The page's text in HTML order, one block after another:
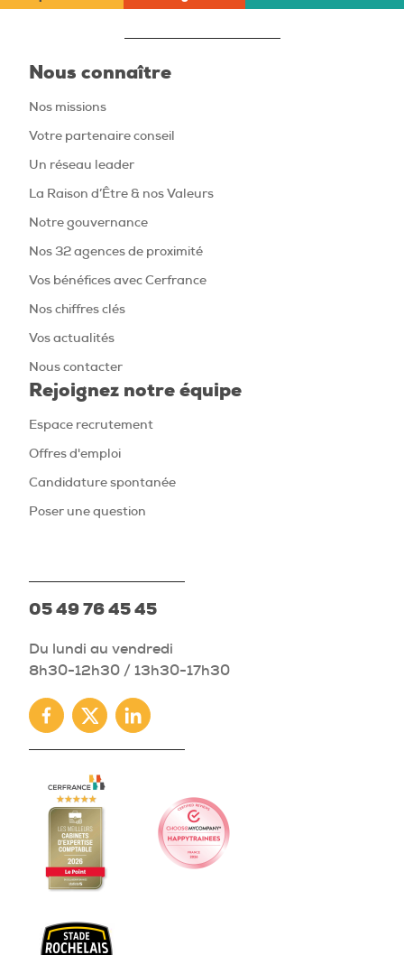
Nous connaître
Nos missions
Votre partenaire conseil
Un réseau leader
La Raison d’Être & nos Valeurs
Notre gouvernance
Nos 32 agences de proximité
Vos bénéfices avec Cerfrance
Nos chiffres clés
Vos actualités
Nous contacter
Rejoignez notre équipe
Espace recrutement
Offres d'emploi
Candidature spontanée
Poser une question
05 49 76 45 45
Du lundi au vendredi
8h30-12h30 / 13h30-17h30
Facebook
TwitterLinkedin